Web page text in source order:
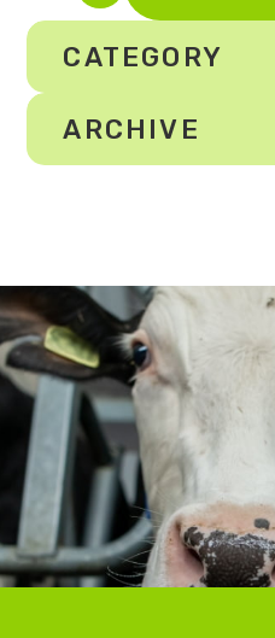
CATEGORY
ARCHIVE